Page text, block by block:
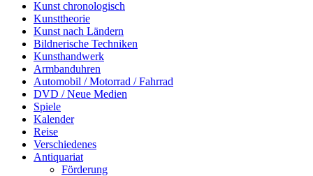
Kunst chronologisch
Kunsttheorie
Kunst nach Ländern
Bildnerische Techniken
Kunsthandwerk
Armbanduhren
Automobil / Motorrad / Fahrrad
DVD / Neue Medien
Spiele
Kalender
Reise
Verschiedenes
Antiquariat
Förderung